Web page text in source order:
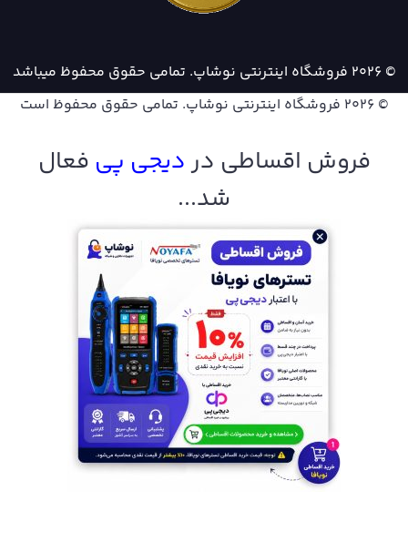
© 2026 فروشگاه اینترنتی نوشاپ. تمامی حقوق محفوظ میباشد
© 2026
فروشگاه اینترنتی نوشاپ. تمامی حقوق محفوظ است
فروش اقساطی دردیجی پی فعال
شد...